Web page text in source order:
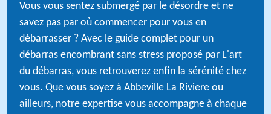
Vous vous sentez submergé par le désordre et ne
savez pas par où commencer pour vous en
débarrasser ? Avec le guide complet pour un
débarras encombrant sans stress proposé par L'art
du débarras, vous retrouverez enfin la sérénité chez
vous. Que vous soyez à Abbeville La Riviere ou
ailleurs, notre expertise vous accompagne à chaque